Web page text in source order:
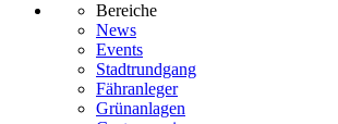
Bereiche
News
Events
Stadtrundgang
Fähranleger
Grünanlagen